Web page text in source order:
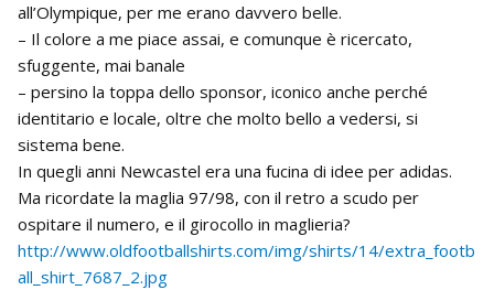
all’Olympique, per me erano davvero belle.
– Il colore a me piace assai, e comunque è ricercato,
sfuggente, mai banale
– persino la toppa dello sponsor, iconico anche perché
identitario e locale, oltre che molto bello a vedersi, si
sistema bene.
In quegli anni Newcastel era una fucina di idee per adidas.
Ma ricordate la maglia 97/98, con il retro a scudo per
ospitare il numero, e il girocollo in maglieria?
http://www.oldfootballshirts.com/img/shirts/14/extra_footb
all_shirt_7687_2.jpg